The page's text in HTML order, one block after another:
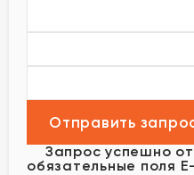
Запрос успешно
обязательные поля